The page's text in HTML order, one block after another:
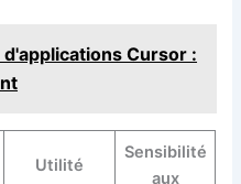
Cursor :
Utilité
Sensibilité
aux